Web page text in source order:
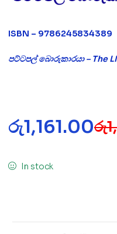
ISBN – 9786245834389
පට්ටපල් බොරුකාරයා – The
රු
රු1,161.00
In stock